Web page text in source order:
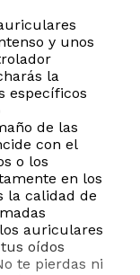
y unos
la
específicos
de las
con el
o los
en los
la calidad de
auriculares
oídos
te pierdas ni